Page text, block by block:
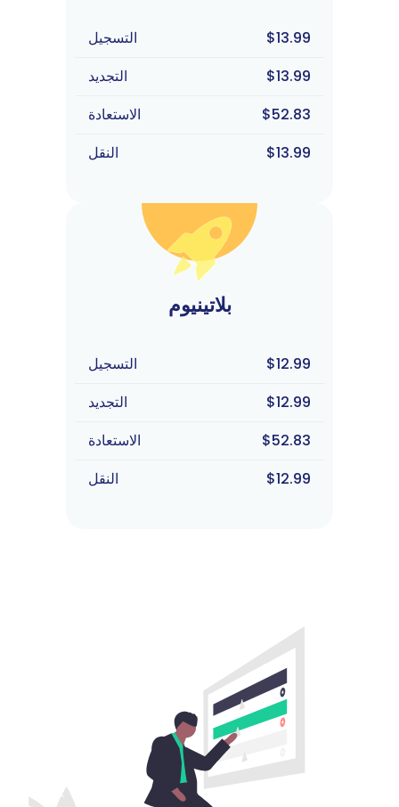
$13.99
التسجيل
$13.99
التجديد
$52.83
الاستعادة
$13.99
النقل
بلاتينيوم
$12.99
التسجيل
$12.99
التجديد
$52.83
الاستعادة
$12.99
النقل